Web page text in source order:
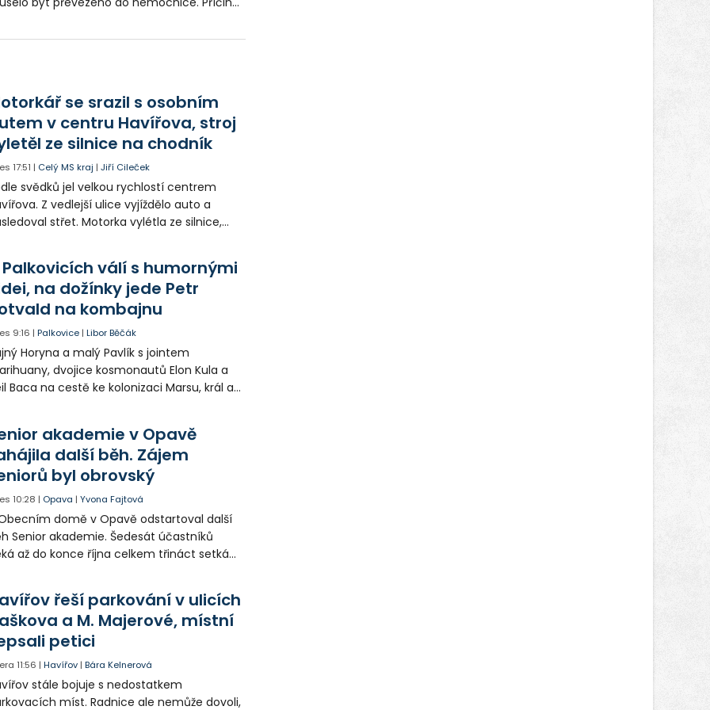
se srazil s osobním
v centru Havířova, stroj
ze silnice na chodník
17:51 | Celý MS kraj |Jiří Cileček
svědků jel velkou rychlostí centrem
Z vedlejší ulice vyjíždělo auto a
střet. Motorka vylétla ze silnice,
přepraven do nemocnice.
Palkovicích válí s humornými
na dožínky jede Petr
na kombajnu
9:16 |Palkovice |Libor Běčák
Horyna a malý Pavlík s jointem
dvojice kosmonautů Elon Kula a
Baca na cestě ke kolonizaci Marsu, král a
a místostarosta David Kula.
akademie v Opavě
další běh. Zájem
byl obrovský
10:28 | Opava |Yvona Fajtová
domě v Opavě odstartoval další
Senior akademie. Šedesát účastníků
až do konce října celkem třináct setkání
certifikáty o absolvování studia a
dárky.
řeší parkování v ulicích
a M. Majerové, místní
petici
11:56 |Havířov |Bára Kelnerová
stále bojuje s nedostatkem
míst. Radnice ale nemůže dovoli,